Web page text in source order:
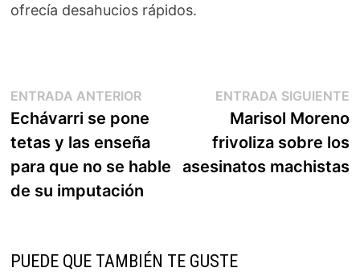
ofrecía desahucios rápidos.
Navegación
de
entradas
ENTRADA ANTERIOREntrada
anterior:
Echávarri se pone
tetas y las enseña
para que no se hable
de su imputación
ENTRADA SIGUIENTE
Marisol Moreno
frivoliza sobre los
asesinatos machistas
PUEDE QUE TAMBIÉN TE GUSTE